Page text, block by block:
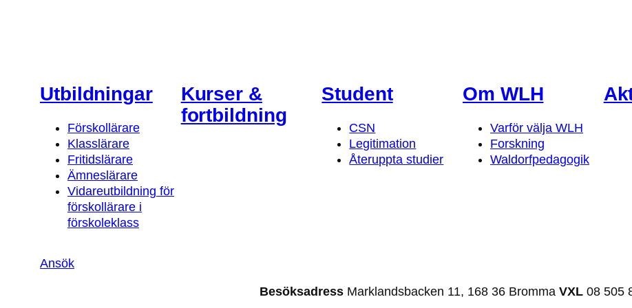
Utbildningar
Förskollärare
Klasslärare
Fritidslärare
Ämneslärare
Vidareutbildning för
förskollärare i
förskoleklass
Kurser &
fortbildning
Student
CSN
Legitimation
Återuppta studier
Om WLH
Varför välja WLH
Forskning
Waldorfpedagogik
Ansök
Besöksadress Marklandsbacken 11, 168 36 Bromma VXL 08 505